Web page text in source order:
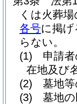
くは火葬
各号に掲
らない。
(1)
申請
在地及び
(2)
墓地
(3)
墓地